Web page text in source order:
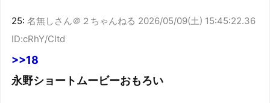
25: 名無しさん＠２ちゃんねる 2026/05/09(土) 15:45:22.36
ID:cRhY/CItd
>>18
永野ショートムービーおもろい